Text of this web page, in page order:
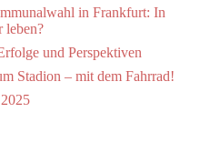
in Frankfurt: In
leben?
und Perspektiven
Stadion – mit dem Fahrrad!